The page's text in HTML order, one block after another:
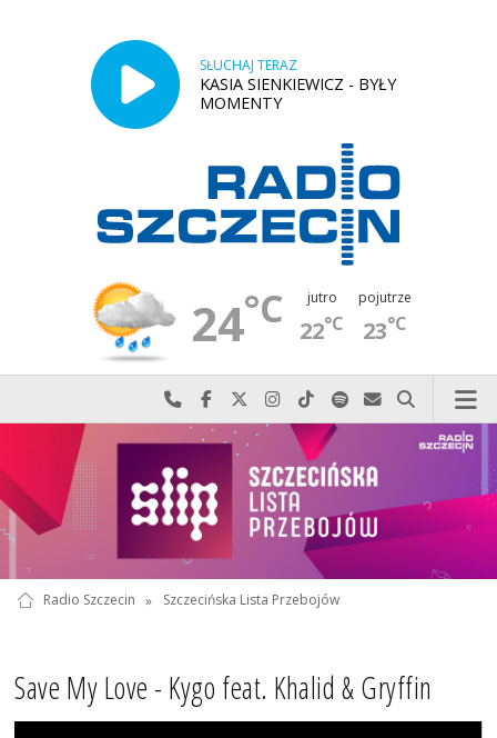
SŁUCHAJ TERAZ
KASIA SIENKIEWICZ - BYŁY
MOMENTY
24°C jutro
22°C
pojutrze
23°C
Najlepiej po prostu do nas zadzwoń
Odwiedź nas na Facebook-u
Odwiedź nas na X
Odwiedź nas na Instagram-ie
Odwiedź nas na TikTok-u
Szukaj nas na Spotify
Wyślij do nas
Szukaj
Radio Szczecin » Szczecińska Lista Przebojów
Save My Love - Kygo feat. Khalid & Gryffin